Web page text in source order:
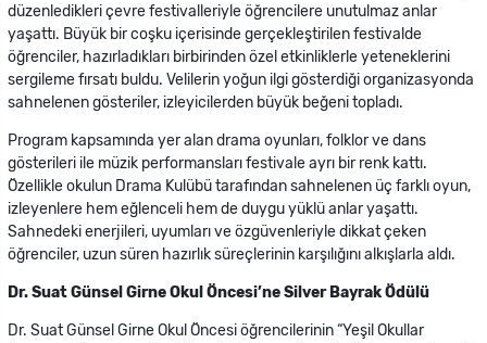
düzenledikleri çevre festivalleriyle öğrencilere unutulmaz anlar
yaşattı. Büyük bir coşku içerisinde gerçekleştirilen festivalde
öğrenciler, hazırladıkları birbirinden özel etkinliklerle yeteneklerini
sergileme fırsatı buldu. Velilerin yoğun ilgi gösterdiği organizasyonda
sahnelenen gösteriler, izleyicilerden büyük beğeni topladı.
Program kapsamında yer alan drama oyunları, folklor ve dans
gösterileri ile müzik performansları festivale ayrı bir renk kattı.
Özellikle okulun Drama Kulübü tarafından sahnelenen üç farklı oyun,
izleyenlere hem eğlenceli hem de duygu yüklü anlar yaşattı.
Sahnedeki enerjileri, uyumları ve özgüvenleriyle dikkat çeken
öğrenciler, uzun süren hazırlık süreçlerinin karşılığını alkışlarla aldı.
Dr. Suat Günsel Girne Okul Öncesi’ne Silver Bayrak Ödülü
Dr. Suat Günsel Girne Okul Öncesi öğrencilerinin “Yeşil Okullar